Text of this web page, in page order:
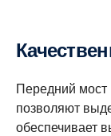
Передний
позволяют
обеспечивает